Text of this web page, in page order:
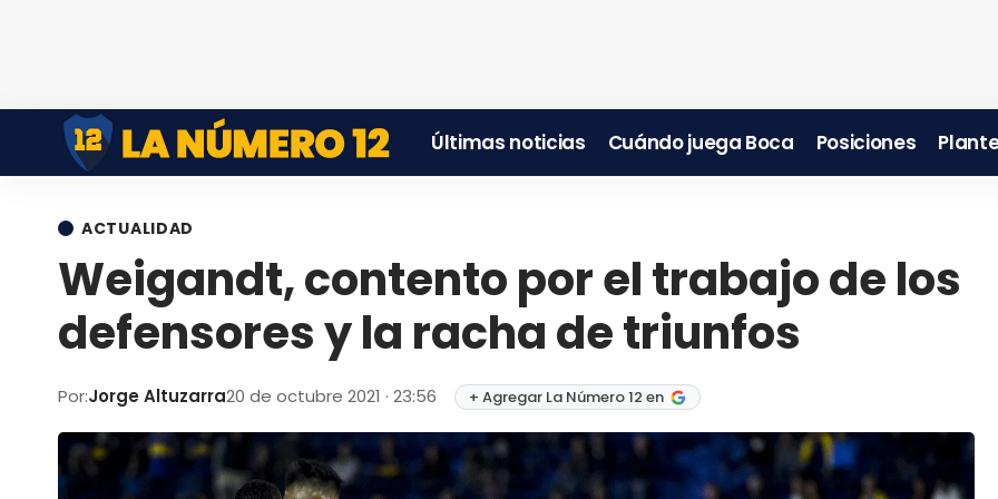
Últimas noticias Cuándo juega Boca Posiciones
ACTUALIDAD
Weigandt, contento por el trabajo de los
defensores y la racha de triunfos
Por:Jorge Altuzarra20 de octubre 2021 · 23:56 + Agregar La Número 12 en